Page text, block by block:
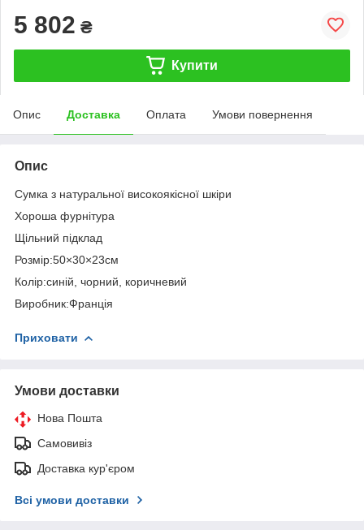
5 802 ₴
Купити
Опис Доставка Оплата Умови повернення
Опис
Сумка з натуральної високоякісної шкіри
Хороша фурнітура
Щільний підклад
Розмір:50×30×23см
Колір:синій, чорний, коричневий
Виробник:Франція
Приховати
Умови доставки
Нова Пошта
Самовивіз
Доставка кур'єром
Всі умови доставки